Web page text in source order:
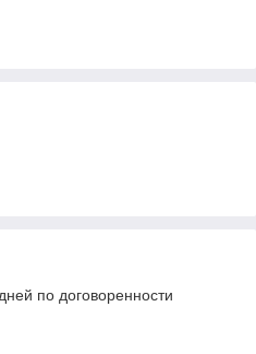
по договоренности